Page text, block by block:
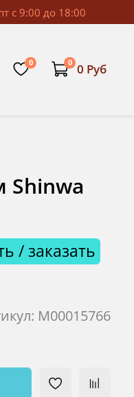
с 9:00 до 18:00
0 0 0 Руб
М00015766
/ заказать
Shinwa